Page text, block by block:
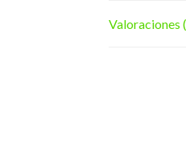
Valoraciones